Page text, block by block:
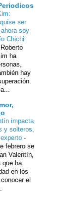
ser
soy
Chichi
Roberto
ha
hay
impacta
y solteros,
-
febrero se
Valentín,
que ha
en los
el